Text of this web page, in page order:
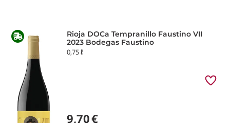
Rioja DOCa Tempranillo Faustino VII
2023 Bodegas Faustino
0,75 ℓ
9,70€